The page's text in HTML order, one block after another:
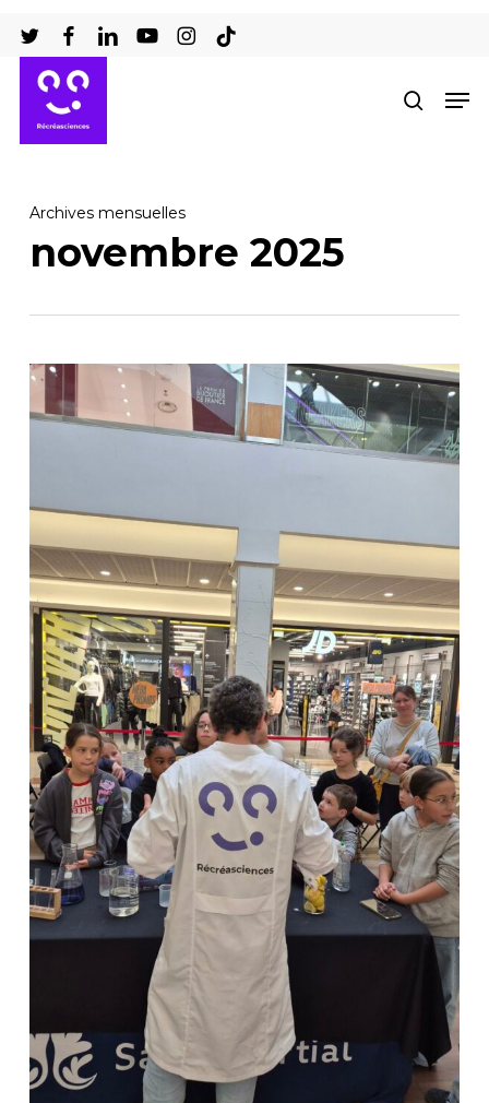
au
contenu
principal
Archives mensuelles
novembre 2025
le